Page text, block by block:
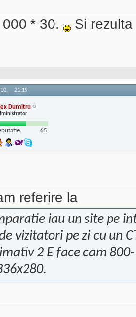
000 * 30.
Si
21:19
Dumitru
65
referire la
iau un site pe
vizitatori pe zi cu un
2 E face cam